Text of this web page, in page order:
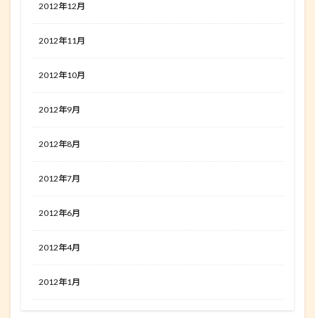
2012年12月
2012年11月
2012年10月
2012年9月
2012年8月
2012年7月
2012年6月
2012年4月
2012年1月